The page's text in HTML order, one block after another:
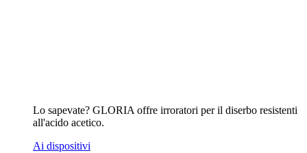
Lo sapevate? GLORIA offre irroratori per il diserbo resistenti
all'acido acetico.
Ai dispositivi